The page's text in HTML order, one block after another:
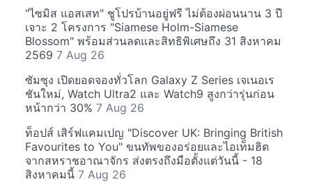
"ไซมิส แอสเสท" ชูโปรบ้านอยู่ฟรี ไม่ต้องผ่อนนาน 3 ปี
เจาะ 2 โครงการ "Siamese Holm-Siamese
Blossom" พร้อมส่วนลดและสิทธิพิเศษถึง 31 สิงหาคม
2569 7 Aug 26
ซัมซุง เปิดยอดจองทั่วโลก Galaxy Z Series เจเนอเร
ชันใหม่, Watch Ultra2 และ Watch9 สูงกว่ารุ่นก่อน
หน้ากว่า 30% 7 Aug 26
ท็อปส์ เสิร์ฟแคมเปญ "Discover UK: Bringing British
Favourites to You" ขนทัพของอร่อยและไอเท็มฮิต
จากสหราชอาณาจักร ส่งตรงถึงมือตั้งแต่วันนี้ - 18
สิงหาคมนี้ 7 Aug 26